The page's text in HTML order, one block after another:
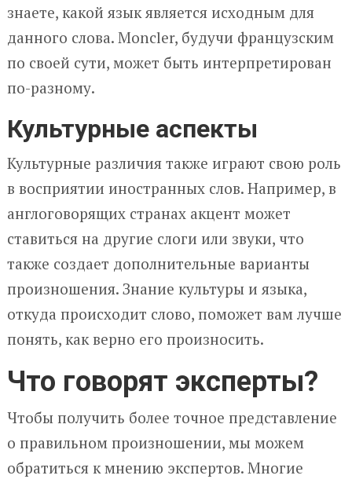
знаете, какой язык является исходным для
данного слова. Moncler, будучи французским
по своей сути, может быть интерпретирован
по-разному.
Культурные аспекты
Культурные различия также играют свою роль
в восприятии иностранных слов. Например, в
англоговорящих странах акцент может
ставиться на другие слоги или звуки, что
также создает дополнительные варианты
произношения. Знание культуры и языка,
откуда происходит слово, поможет вам лучше
понять, как верно его произносить.
Что говорят эксперты?
Чтобы получить более точное представление
о правильном произношении, мы можем
обратиться к мнению экспертов. Многие